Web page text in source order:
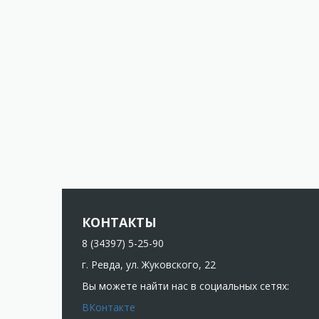
КОНТАКТЫ
8 (34397) 5-25-90
г. Ревда, ул. Жуковского, 22
Вы можете найти нас в социальных сетях:
ВКонтакте